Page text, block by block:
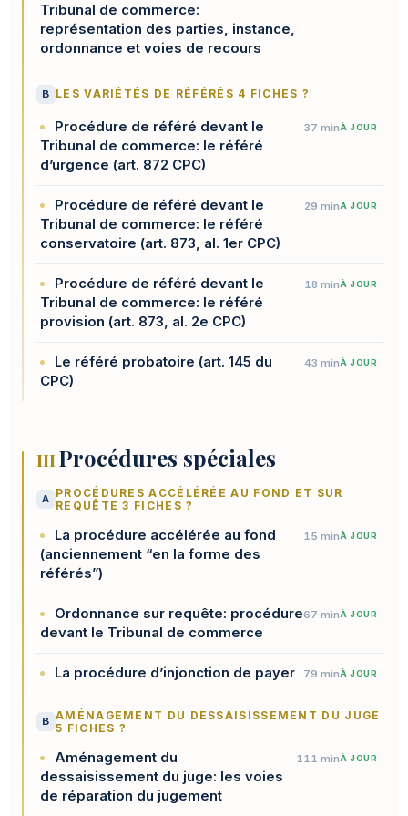
Tribunal de commerce:
représentation des parties, instance,
ordonnance et voies de recours
B LES VARIÉTÉS DE RÉFÉRÉS 4 FICHES ?
Procédure de référé devant le
Tribunal de commerce: le référé
d’urgence (art. 872 CPC)
37 minÀ JOUR
Procédure de référé devant le
Tribunal de commerce: le référé
conservatoire (art. 873, al. 1er CPC)
29 minÀ JOUR
Procédure de référé devant le
Tribunal de commerce: le référé
provision (art. 873, al. 2e CPC)
18 minÀ JOUR
Le référé probatoire (art. 145 du
CPC)
43 minÀ JOUR
IIIProcédures spéciales
A PROCÉDURES ACCÉLÉRÉE AU FOND ET SUR
REQUÊTE 3 FICHES ?
La procédure accélérée au fond
(anciennement “en la forme des
référés”)
15 minÀ JOUR
Ordonnance sur requête: procédure
devant le Tribunal de commerce
67 minÀ JOUR
La procédure d’injonction de payer 79 minÀ JOUR
B AMÉNAGEMENT DU DESSAISISSEMENT DU JUGE
5 FICHES ?
Aménagement du
dessaisissement du juge: les voies
de réparation du jugement
111 minÀ JOUR